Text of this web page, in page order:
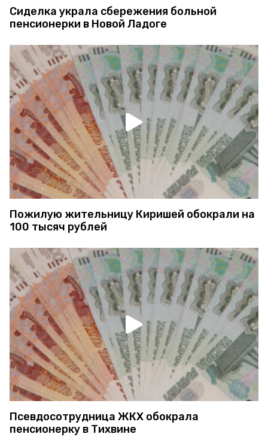
Сиделка украла сбережения больной
пенсионерки в Новой Ладоге
Пожилую жительницу Киришей обокрали на
100 тысяч рублей
Псевдосотрудница ЖКХ обокрала
пенсионерку в Тихвине